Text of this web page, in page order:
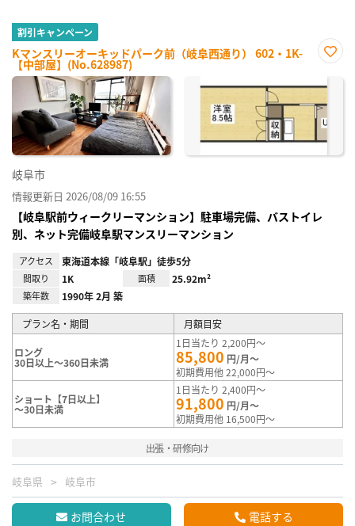
割引キャンペーン
Kマンスリーオーキッドパーク前（岐阜西通り） 602・1K-
【中部屋】(No.628987)
に入
り登
録
岐阜市
情報更新日 2026/08/09 16:55
【岐阜駅前ウィークリーマンション】駐車場完備、バストイレ
別、ネット完備岐阜駅マンスリーマンション
アクセス 東海道本線「岐阜駅」徒歩5分
間取り 1K 面積 25.92m²
築年数 1990年 2月 築
プラン名・期間 月額目安
ロング
30日以上～360日未満
1日当たり 2,200円～
85,800 円/月～
初期費用他 22,000円～
ショート【7日以上】
～30日未満
1日当たり 2,400円～
91,800 円/月～
初期費用他 16,500円～
出張・研修向け
岐阜県 岐阜市
お問合わせ 電話する